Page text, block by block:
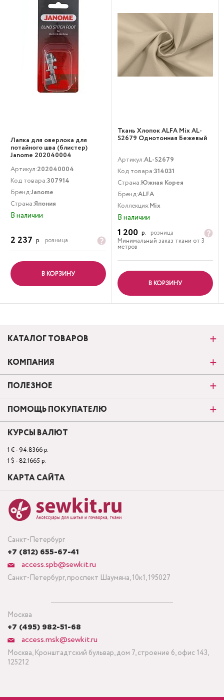
Лапка для оверлока для
потайного шва (блистер)
Janome 202040004
Артикул:202040004
Код товара:307914
Бренд:Janome
Страна:Япония
В наличии
2 237 р. розница
В КОРЗИНУ
Ткань Хлопок ALFA Mix AL-
S2679 Однотонная Бежевый
Артикул:AL-S2679
Код товара:314031
Страна:Южная Корея
Бренд:ALFA
Коллекция:Mix
В наличии
1 200 р.
розница
Минимальный заказ ткани от 3
метров
В КОРЗИНУ
Санкт-Петербург
+7 (812) 655-67-41
access.spb@sewkit.ru
Санкт-Петербург, проспект Шаумяна, 10к1, 195027
Москва
+7 (495) 982-51-68
access.msk@sewkit.ru
Москва, Кронштадтский бульвар, дом 7, строение 6, офис 143,
125212
КАТАЛОГ ТОВАРОВ
КОМПАНИЯ
ПОЛЕЗНОЕ
ПОМОЩЬ ПОКУПАТЕЛЮ
КУРСЫ ВАЛЮТ
1 € - 94.8366 р.
1 $ - 82.1665 р.
КАРТА САЙТА